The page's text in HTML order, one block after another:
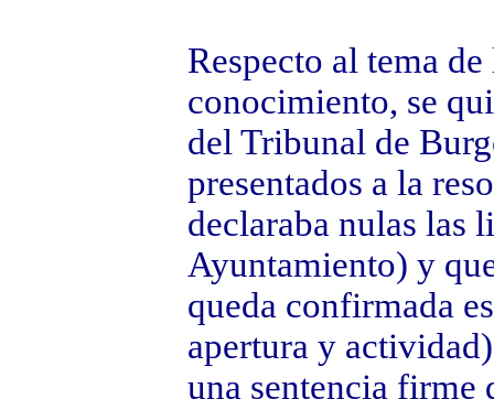
Respecto al tema
conocimiento, se
del Tribunal de
presentados a la
declaraba nulas las
Ayuntamiento) y
queda confirmada
apertura y
una sentencia firme